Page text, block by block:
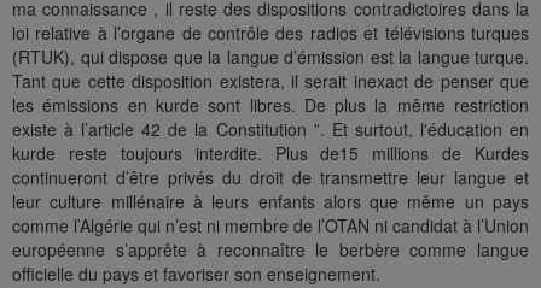
ma connaissance , il reste des dispositions contradictoires dans la
loi relative à l’organe de contrôle des radios et télévisions turques
(RTUK), qui dispose que la langue d’émission est la langue turque.
Tant que cette disposition existera, il serait inexact de penser que
les émissions en kurde sont libres. De plus la même restriction
existe à l’article 42 de la Constitution ”. Et surtout, l'éducation en
kurde reste toujours interdite. Plus de15 millions de Kurdes
continueront d’être privés du droit de transmettre leur langue et
leur culture millénaire à leurs enfants alors que même un pays
comme l’Algérie qui n’est ni membre de l’OTAN ni candidat à l’Union
européenne s’apprête à reconnaître le berbère comme langue
officielle du pays et favoriser son enseignement.